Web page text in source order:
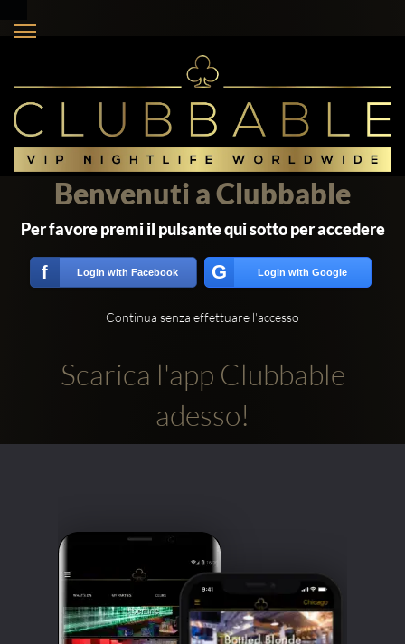
Social
network:
Benvenuti a Clubbable
Per favore premi il pulsante qui sotto per accedere
f Login with Facebook G Login with Google
Continua senza effettuare l'accesso
Scarica l'app Clubbable
adesso!